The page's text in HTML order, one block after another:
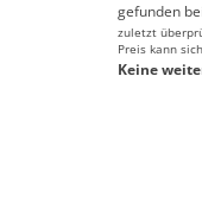
gefunden bei
zuletzt
Preis kann
Keine